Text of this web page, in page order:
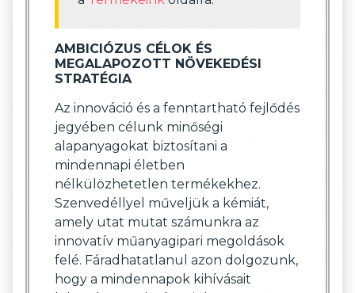
AMBICIÓZUS CÉLOK ÉS
MEGALAPOZOTT NÖVEKEDÉSI
STRATÉGIA
Az innováció és a fenntartható fejlődés
jegyében célunk minőségi
alapanyagokat biztosítani a
mindennapi életben
nélkülözhetetlen termékekhez.
Szenvedéllyel műveljük a kémiát,
amely utat mutat számunkra az
innovatív műanyagipari megoldások
felé. Fáradhatatlanul azon dolgozunk,
hogy a mindennapok kihívásait